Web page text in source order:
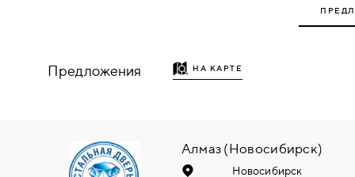
НАКЛАДКИ
ДЕКОРАТИВНЫЕ НАКЛАДКИ/
КЛЮЧЕВИНЫ
Предложения НА КАРТЕ
Алмаз (Новосибирск)
Новосибирск